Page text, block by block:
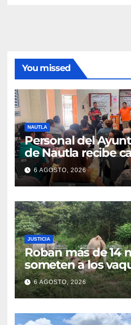
You missed
NAUTLA
Personal del
de Nautla recibe
en atención a
6 AGOSTO, 2026
JUSTICIA
Roban más de 14
someten a los
6 AGOSTO, 2026